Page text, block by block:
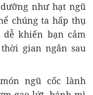
như hạt ngũ
chúng ta hấp thụ
khiến bạn cảm
gian ngắn sau
ngũ cốc lành